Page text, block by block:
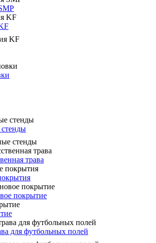
KF
стенды
трава
покрытие
для футбольных полей